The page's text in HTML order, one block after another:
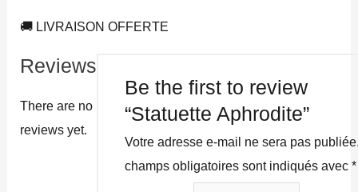
🚚 LIVRAISON OFFERTE
Reviews
There are no
reviews yet.
Be the first to review
“Statuette Aphrodite”
Votre adresse e-mail ne sera pas
champs obligatoires sont indiqués avec*